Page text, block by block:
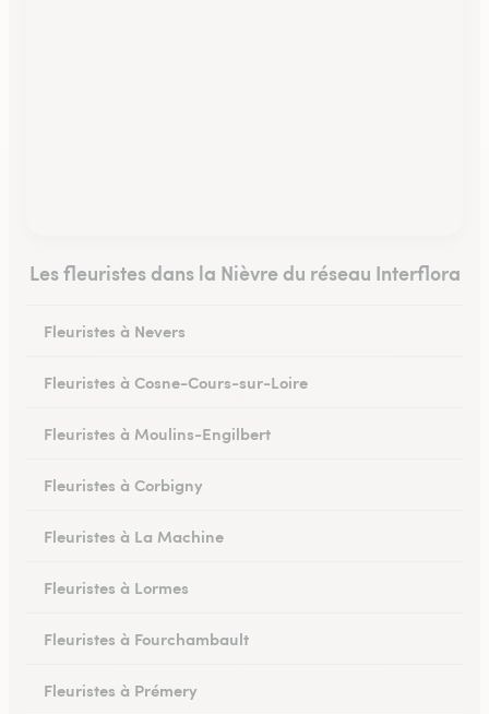
Les fleuristes dans la Nièvre du réseau Interflora
Fleuristes à Nevers
Fleuristes à Cosne-Cours-sur-Loire
Fleuristes à Moulins-Engilbert
Fleuristes à Corbigny
Fleuristes à La Machine
Fleuristes à Lormes
Fleuristes à Fourchambault
Fleuristes à Prémery